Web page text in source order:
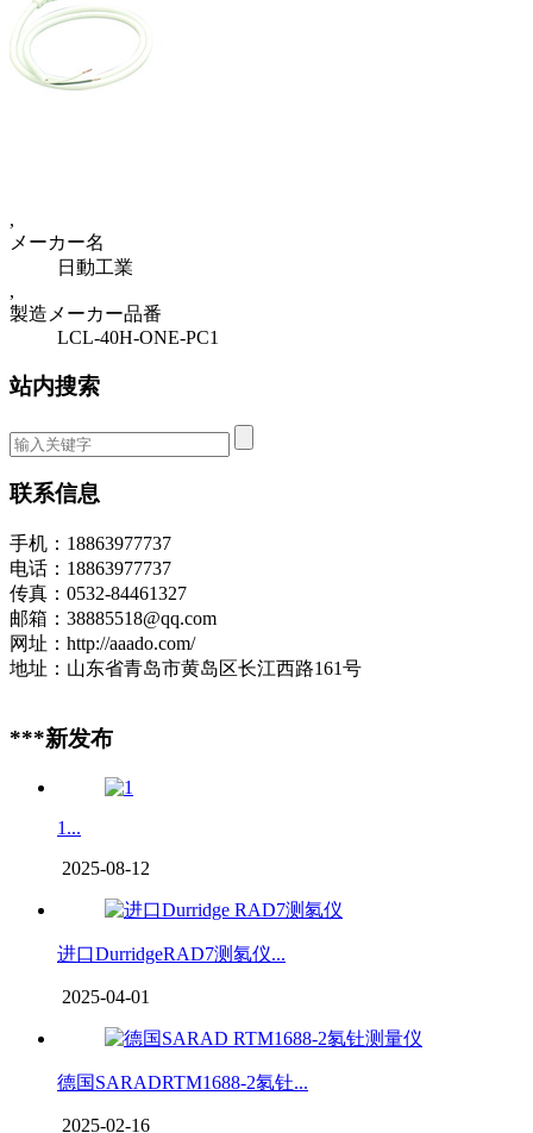
,
メーカー名
日動工業
,
製造メーカー品番
LCL-40H-ONE-PC1
站内搜索
联系信息
手机：18863977737
电话：18863977737
传真：0532-84461327
邮箱：38885518@qq.com
网址：http://aaado.com/
地址：山东省青岛市黄岛区长江西路161号
***新发布
1...
2025-08-12
进口DurridgeRAD7测氡仪...
2025-04-01
德国SARADRTM1688-2氡钍...
2025-02-16